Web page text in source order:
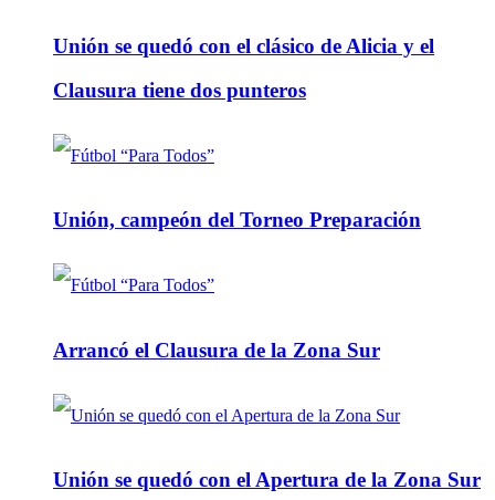
Unión se quedó con el clásico de Alicia y el
Clausura tiene dos punteros
Unión, campeón del Torneo Preparación
Arrancó el Clausura de la Zona Sur
Unión se quedó con el Apertura de la Zona Sur